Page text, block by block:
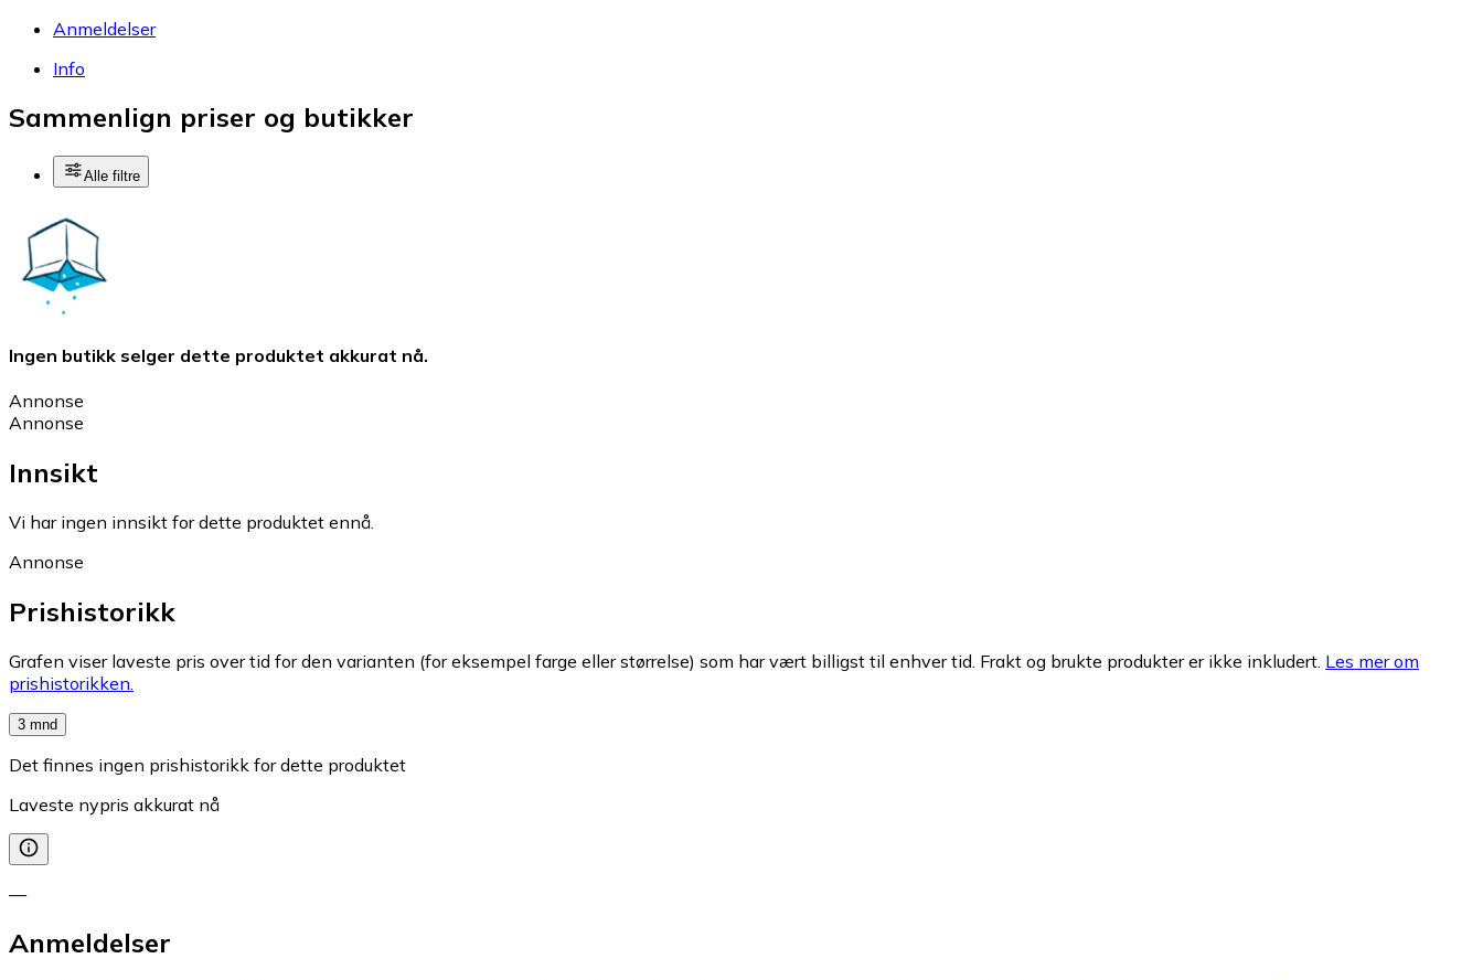
Anmeldelser
Info
Sammenlign priser og butikker
Alle filtre
Ingen butikk selger dette produktet akkurat nå.
Annonse
Annonse
Innsikt
Vi har ingen innsikt for dette produktet ennå.
Annonse
Prishistorikk
Grafen viser laveste pris over tid for den varianten (for eksempel farge eller størrelse) som har vært billigst til enhver tid. Frakt og brukte produkter er ikke inkludert. Les mer om
prishistorikken.
3 mnd
Det finnes ingen prishistorikk for dette produktet
Laveste nypris akkurat nå
—
Anmeldelser